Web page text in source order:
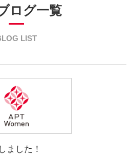
ログ一覧
LIST
ました！